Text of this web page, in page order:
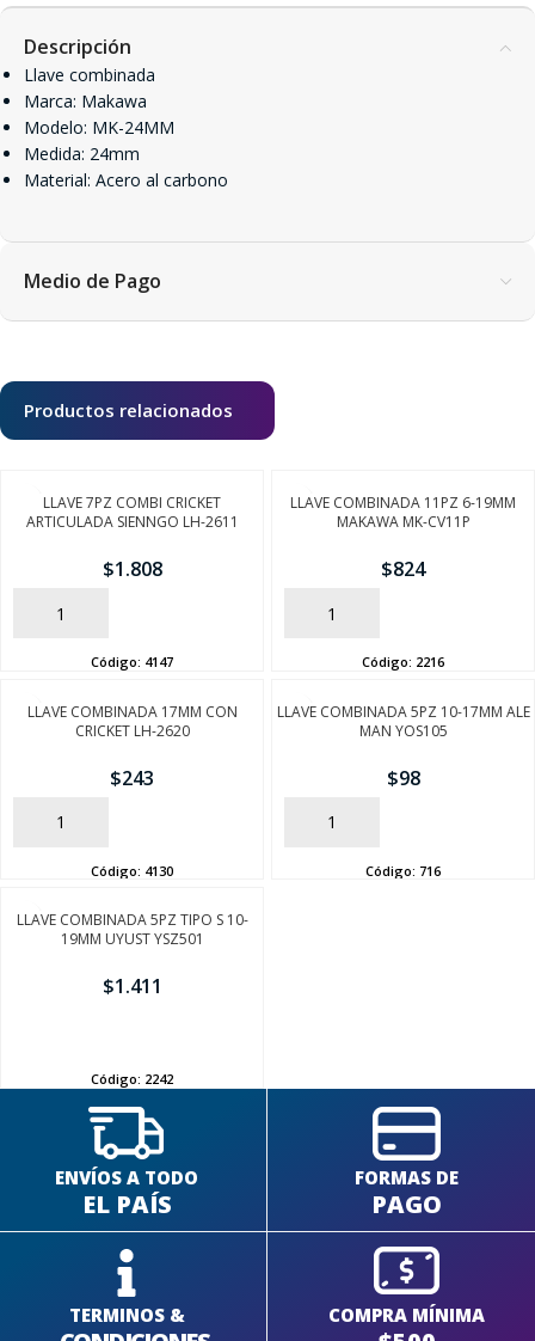
Descripción
Llave combinada
Marca: Makawa
Modelo: MK-24MM
Medida: 24mm
Material: Acero al carbono
Medio de Pago
Productos relacionados
LLAVE 7PZ COMBI CRICKET
ARTICULADA SIENNGO LH-2611
$1.808
AÑADIR
Código: 4147
LLAVE COMBINADA 11PZ 6-19MM
MAKAWA MK-CV11P
$824
AÑADIR
Código: 2216
LLAVE COMBINADA 17MM CON
CRICKET LH-2620
$243
AÑADIR
Código: 4130
LLAVE COMBINADA 5PZ 10-17MM ALE
MAN YOS105
$98
AÑADIR
Código: 716
LLAVE COMBINADA 5PZ TIPO S 10-
19MM UYUST YSZ501
$1.411
Código: 2242
ENVÍOS A TODO
EL PAÍS
FORMAS DE
PAGO
TERMINOS & COMPRA MÍNIMA